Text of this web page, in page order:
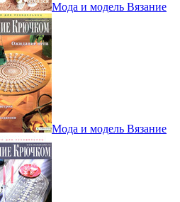
Мода и модель Вязание
Мода и модель Вязание